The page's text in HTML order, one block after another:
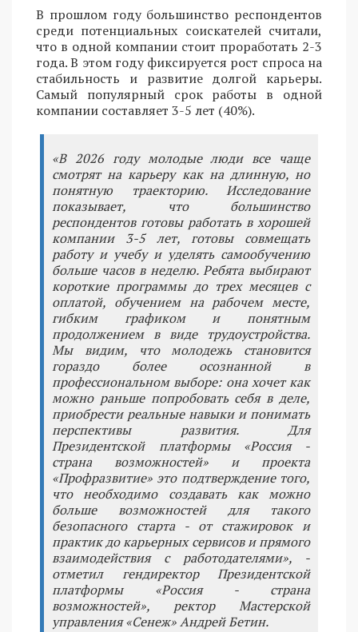
В прошлом году большинство респондентов
среди потенциальных соискателей считали,
что в одной компании стоит проработать 2-3
года. В этом году фиксируется рост спроса на
стабильность и развитие долгой карьеры.
Самый популярный срок работы в одной
компании составляет 3-5 лет (40%).
«В 2026 году молодые люди все чаще
смотрят на карьеру как на длинную, но
понятную траекторию. Исследование
показывает, что большинство
респондентов готовы работать в хорошей
компании 3-5 лет, готовы совмещать
работу и учебу и уделять самообучению
больше часов в неделю. Ребята выбирают
короткие программы до трех месяцев с
оплатой, обучением на рабочем месте,
гибким графиком и понятным
продолжением в виде трудоустройства.
Мы видим, что молодежь становится
гораздо более осознанной в
профессиональном выборе: она хочет как
можно раньше попробовать себя в деле,
приобрести реальные навыки и понимать
перспективы развития. Для
Президентской платформы «Россия -
страна возможностей» и проекта
«Профразвитие» это подтверждение того,
что необходимо создавать как можно
больше возможностей для такого
безопасного старта - от стажировок и
практик до карьерных сервисов и прямого
взаимодействия с работодателями», -
отметил гендиректор Президентской
платформы «Россия - страна
возможностей», ректор Мастерской
управления «Сенеж» Андрей Бетин.